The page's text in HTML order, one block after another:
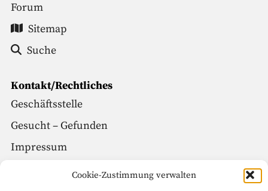
Cookie-Zustimmung verwalten
Forum
Sitemap
Suche
Kontakt/Rechtliches
Geschäftsstelle
Gesucht – Gefunden
Impressum